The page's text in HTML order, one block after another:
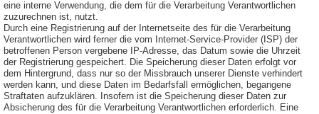
eine interne Verwendung, die dem für die Verarbeitung Verantwortlichen
zuzurechnen ist, nutzt.
Durch eine Registrierung auf der Internetseite des für die Verarbeitung
Verantwortlichen wird ferner die vom Internet-Service-Provider (ISP) der
betroffenen Person vergebene IP-Adresse, das Datum sowie die Uhrzeit
der Registrierung gespeichert. Die Speicherung dieser Daten erfolgt vor
dem Hintergrund, dass nur so der Missbrauch unserer Dienste verhindert
werden kann, und diese Daten im Bedarfsfall ermöglichen, begangene
Straftaten aufzuklären. Insofern ist die Speicherung dieser Daten zur
Absicherung des für die Verarbeitung Verantwortlichen erforderlich. Eine